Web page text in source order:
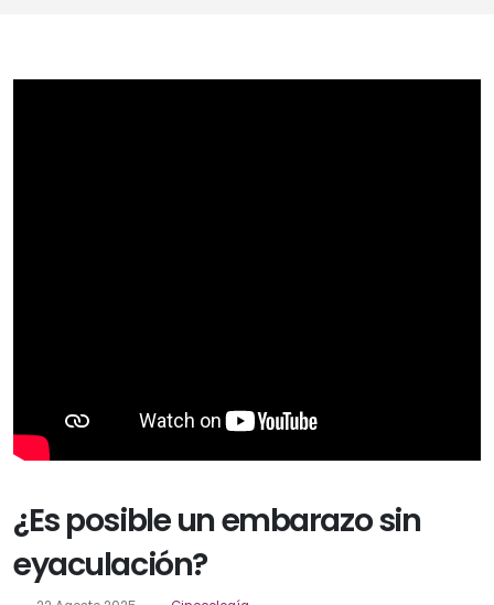
¿Es posible un embarazo sin
eyaculación?